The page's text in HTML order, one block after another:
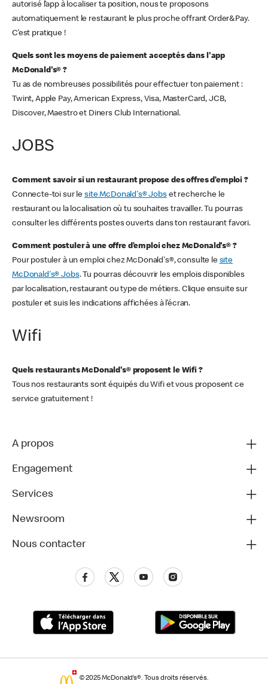
autorisé l’app à localiser ta position, nous te proposons
automatiquement le restaurant le plus proche offrant Order&Pay.
C’est pratique !
Quels sont les moyens de paiement acceptés dans l'app
McDonald's® ?
Tu as de nombreuses possibilités pour effectuer ton paiement :
Twint, Apple Pay, American Express, Visa, MasterCard, JCB,
Discover, Maestro et Diners Club International.
JOBS
Comment savoir si un restaurant propose des offres d’emploi ?
Connecte-toi sur le site McDonald's® Jobset recherche le
restaurant ou la localisation où tu souhaites travailler. Tu pourras
consulter les différents postes ouverts dans ton restaurant favori.
Comment postuler à une offre d’emploi chez McDonald's® ?
Pour postuler à un emploi chez McDonald's®, consulte le site
McDonald's® Jobs. Tu pourras découvrir les emplois disponibles
par localisation, restaurant ou type de métiers. Clique ensuite sur
postuler et suis les indications affichées à l’écran.
Wifi
Quels restaurants McDonald's® proposent le Wifi ?
Tous nos restaurants sont équipés du Wifi et vous proposent ce
service gratuitement !
A propos
Engagement
Services
Newsroom
Nous contacter
© 2025 McDonald’s®. Tous droits réservés.